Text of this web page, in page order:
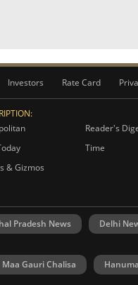
Investors Rate Card
Reader's
Time
& Gizmos
Pradesh News Delhi
Maa Gauri Chalisa